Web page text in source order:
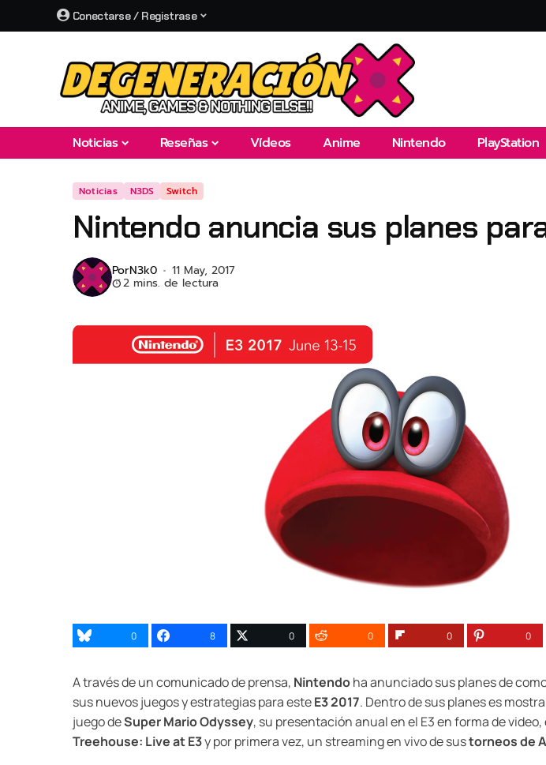
Conectarse / Registrase
Noticias Reseñas Vídeos Anime Nintendo PlayStation
Noticias N3DS Switch
Nintendo anuncia sus planes
PorN3k0 11 May, 2017
2 mins. de lectura
0 8 0 0 0 0
A través de un comunicado de prensa, Nintendoha anunciado sus planes de
sus nuevos juegos y estrategias para esteE3 2017. Dentro de sus planes es
juego deSuper Mario Odyssey, su presentación anual en el E3 en forma de video,
Treehouse: Live at E3y por primera vez, un streaming en vivo de sustorneos de